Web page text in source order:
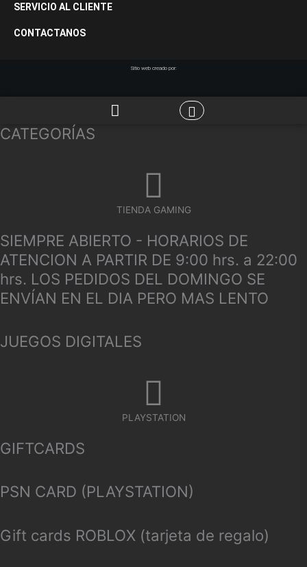
SERVICIO AL CLIENTE
CONTACTANOS
Sitio web creado por:
CATEGORÍAS
TIENDA GAMING
SIEMPRE ABIERTO - HORARIOS DE
ATENCION A PARTIR DE 9:00 hrs. a 22:00
hrs. LOS PEDIDOS DEL DOMINGO SE
ENVÍAN EN EL DIA PERO MAS LENTO
JUEGOS DIGITALES
PLAYSTATION
GIFTCARDS
PSN CARD (PLAYSTATION)
Gift cards ROBLOX (tarjeta de regalo)